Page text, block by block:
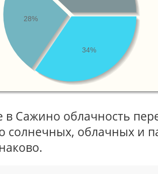
34%
28%
в Сажино облачность
солнечных, облачных и